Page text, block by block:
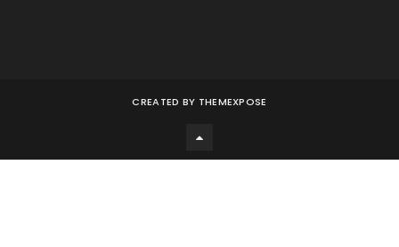
CREATED BY THEMEXPOSE